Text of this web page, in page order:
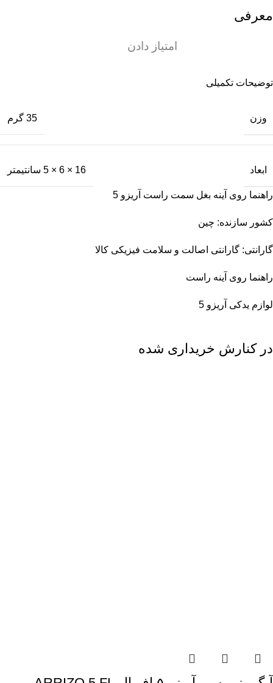
معرفی
امتیاز دادن
توضیحات تکمیلی
وزن 35 گرم
ابعاد 16 × 6 × 5 سانتیمتر
راهنما روی آینه بغل سمت راست آریزو 5
کشور سازنده: چین
گارانتی: گارانتی اصالت و سلامت فیزیکی کالا
راهنما روی آینه راست
لوازم یدکی آریزو 5
در کنارش خریداری شده